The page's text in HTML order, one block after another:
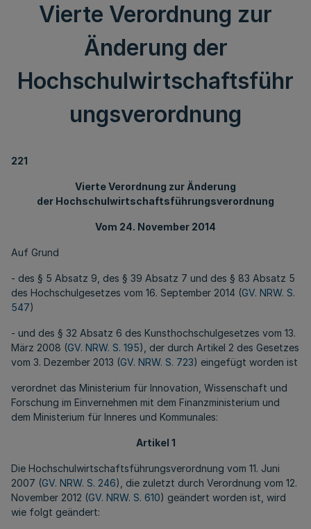
Vierte Verordnung zur
Änderung der
Hochschulwirtschaftsführ
ungsverordnung
221
Vierte Verordnung zur Änderung
der Hochschulwirtschaftsführungsverordnung
Vom 24. November 2014
Auf Grund
- des § 5 Absatz 9, des § 39 Absatz 7 und des § 83 Absatz 5
des Hochschulgesetzes vom 16. September 2014 (GV. NRW. S.
547)
- und des § 32 Absatz 6 des Kunsthochschulgesetzes vom 13.
März 2008 (GV. NRW. S. 195), der durch Artikel 2 des Gesetzes
vom 3. Dezember 2013 (GV. NRW. S. 723) eingefügt worden ist
verordnet das Ministerium für Innovation, Wissenschaft und
Forschung im Einvernehmen mit dem Finanzministerium und
dem Ministerium für Inneres und Kommunales:
Artikel 1
Die Hochschulwirtschaftsführungsverordnung vom 11. Juni
2007 (GV. NRW. S. 246), die zuletzt durch Verordnung vom 12.
November 2012 (GV. NRW. S. 610) geändert worden ist, wird
wie folgt geändert: